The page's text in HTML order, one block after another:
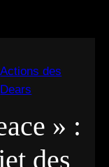
Actions des
Dears
» :
des